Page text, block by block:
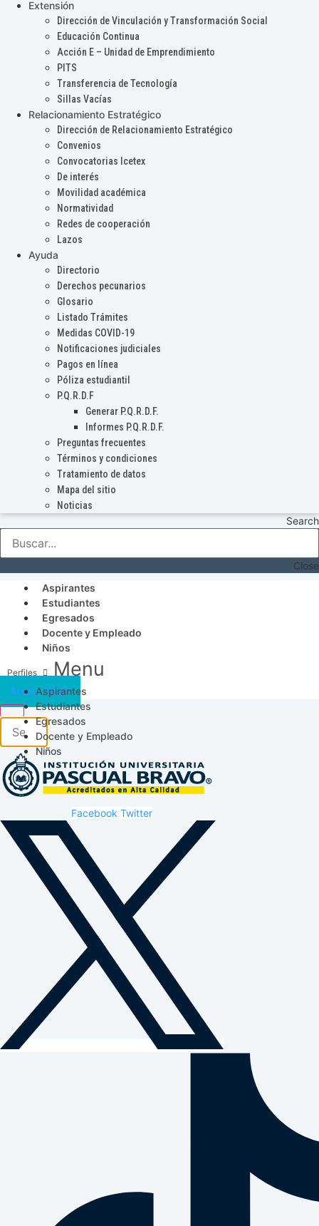
Extensión
Dirección de Vinculación y Transformación Social
Educación Continua
Acción E – Unidad de Emprendimiento
PITS
Transferencia de Tecnología
Sillas Vacías
Relacionamiento Estratégico
Dirección de Relacionamiento Estratégico
Convenios
Convocatorias Icetex
De interés
Movilidad académica
Normatividad
Redes de cooperación
Lazos
Ayuda
Directorio
Derechos pecunarios
Glosario
Listado Trámites
Medidas COVID-19
Notificaciones judiciales
Pagos en línea
Póliza estudiantil
P.Q.R.D.F
Generar P.Q.R.D.F.
Informes P.Q.R.D.F.
Preguntas frecuentes
Términos y condiciones
Tratamiento de datos
Mapa del sitio
Noticias
Search
Close
Aspirantes
Estudiantes
Egresados
Docente y Empleado
Niños
Menu
Aspirantes
Estudiantes
Egresados
Docente y Empleado
Niños
Acceso SICAU
Facebook Twitter